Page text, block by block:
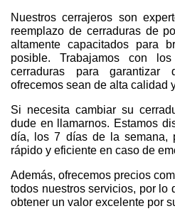
Nuestros cerrajeros son
reemplazo de cerraduras de
altamente capacitados para
posible. Trabajamos con
cerraduras para
ofrecemos sean de alta calidad
Si necesita cambiar su
dude en llamarnos. Estamos
día, los 7 días de la semana,
rápido y eficiente en caso de
Además, ofrecemos precios
todos nuestros servicios, por lo
obtener un valor excelente por